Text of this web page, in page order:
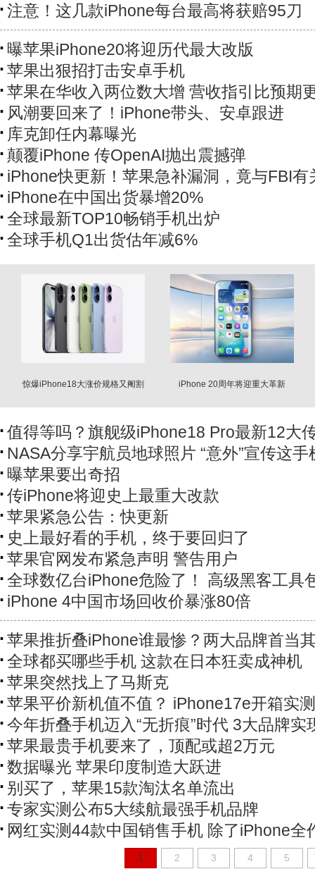
注意！这几款iPhone每台最高将获赔95刀
曝苹果iPhone20将迎历代最大改版
苹果出狠招打击安卓手机
苹果在华收入两位数大增 营收指引比预期
风潮要回来了！iPhone带头、安卓跟进
库克卸任内幕曝光
颠覆iPhone 传OpenAI抛出震撼弹
iPhone快更新！苹果急补漏洞，竟与FBI有
iPhone在中国出货暴增20%
全球最新TOP10畅销手机出炉
全球手机Q1出货估年减6%
惊爆iPhone18大涨价规格又阉割
iPhone 20周年将迎重大革新
值得等吗？旗舰级iPhone18 Pro最新12大
NASA分享宇航员地球照片 “意外”宣传这手
曝苹果要出奇招
传iPhone将迎史上最重大改款
苹果紧急公告：快更新
史上最好看的手机，终于要回归了
苹果官网发布紧急声明 警告用户
全球数亿台iPhone危险了！ 高级黑客工具
iPhone 4中国市场回收价暴涨80倍
苹果推折叠iPhone谁最惨？两大品牌首当
全球都买哪些手机 这款在日本狂卖成神机
苹果突然找上了马斯克
苹果平价新机值不值？ iPhone17e开箱实测
今年折叠手机迈入“无折痕”时代 3大品牌实
苹果最贵手机要来了，顶配或超2万元
数据曝光 苹果印度制造大跃进
别买了，苹果15款淘汰名单流出
专家实测公布5大续航最强手机品牌
网红实测44款中国销售手机 除了iPhone全
1 2 3 4 5